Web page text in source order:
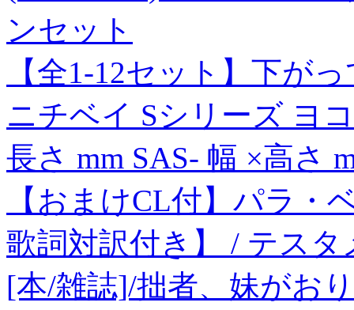
ンセット
【全1-12セット】下が
ニチベイ Sシリーズ ヨ
長さ mm SAS- 幅 ×高さ
【おまけCL付】パラ・
歌詞対訳付き】 / テスタ
[本/雑誌]/拙者、妹がお